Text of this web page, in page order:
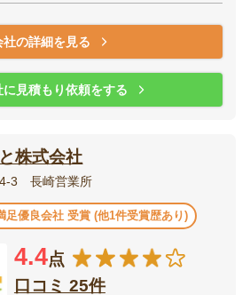
社の詳細を見る
に見積もり依頼をする
株式会社
4-3 長崎営業所
足優良会社 受賞 (他1件受賞歴あり)
4.4点
口コミ 25件